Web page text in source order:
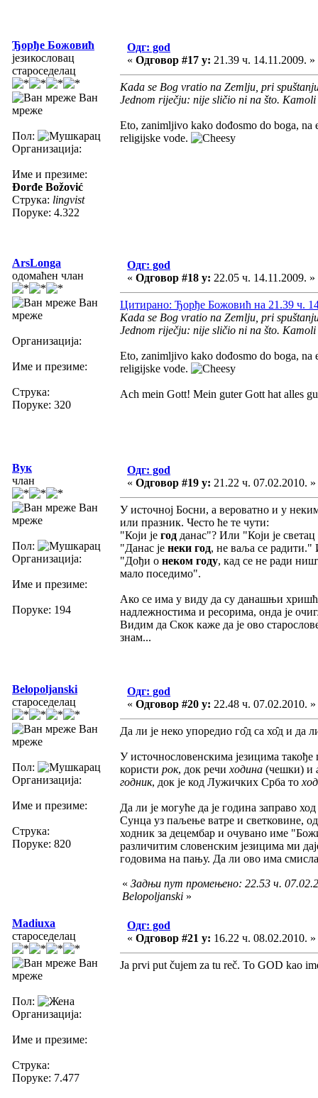
Ђорђе Божовић
језикословац
староседелац
Ван
мреже
Пол:
Организација:
Име и презиме:
Đorđe Božović
Струка: lingvist
Поруке: 4.322
Одг: god
« Одговор #17 у: 21.39 ч. 14.11.2009. »
Kada se Bog vratio na Zemlju, pri
Jednom riječju: nije sličio ni na što.
Eto, zanimljivo kako dođosmo do boga, na
religijske vode.
ArsLonga
одомаћен члан
Ван
мреже
Организација:
Име и презиме:
Струка:
Поруке: 320
Одг: god
« Одговор #18 у: 22.05 ч. 14.11.2009. »
Цитирано: Ђорђе Божовић на 21.39 ч.
Kada se Bog vratio na Zemlju, pri
Jednom riječju: nije sličio ni na što.
Eto, zanimljivo kako dođosmo do boga, na
religijske vode.
Ach mein Gott! Mein guter Gott hat alles
Вук
члан
Ван
мреже
Пол:
Организација:
Име и презиме:
Поруке: 194
Одг: god
« Одговор #19 у: 21.22 ч. 07.02.2010. »
У источној Босни, а вероватно и у
или празник. Често ће те чути:
"Који је год данас"? Или "Који је светац
"Данас је неки год, не ваља се радити."
"Дођи о неком году, кад се не ради
мало поседимо".
Ако се има у виду да су данашњи
надлежностима и ресорима, онда je
Видим да Скок каже да је ово
знам...
Belopoljanski
староседелац
Ван
мреже
Пол:
Организација:
Име и презиме:
Струка:
Поруке: 820
Одг: god
« Одговор #20 у: 22.48 ч. 07.02.2010. »
Да ли је неко упоредио го̑д са хо̑д и да
У источнословенскима језицима такође
користи рок, док речи ходина (чешки) и
годник, док је код Лужичких Срба то
Да ли је могуће да је година заправо
Сунца уз паљење ватре и светковине,
ходник за децембар и очувано име
различитим словенским језицима ми
годовима на пању. Да ли ово има
« Задњи пут промењено: 22.53 ч.
Belopoljanski »
Madiuxa
староседелац
Ван
мреже
Пол:
Организација:
Име и презиме:
Струка:
Поруке: 7.477
Одг: god
« Одговор #21 у: 16.22 ч. 08.02.2010. »
Ja prvi put čujem za tu reč. To GOD kao